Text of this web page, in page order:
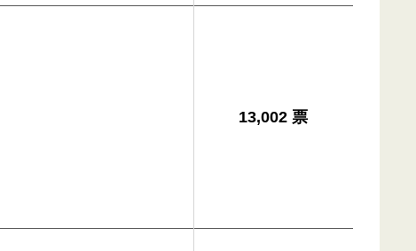
13,002 票